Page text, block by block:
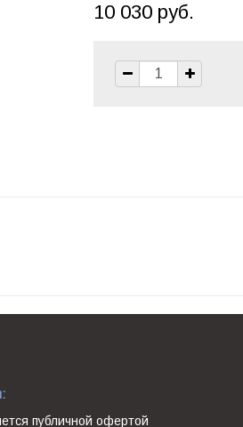
10 030 руб.
публичной офертой